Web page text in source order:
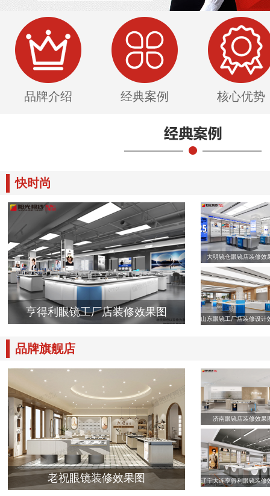
品牌介绍 经典案例 核心优势
快时尚
亨得利眼镜工厂店装修效果图
大明镜仓眼镜店装修效
山东眼镜工厂店装修设计
品牌旗舰店
老祝眼镜装修效果图
济南眼镜店装修效果
辽宁大连亨得利眼镜装修